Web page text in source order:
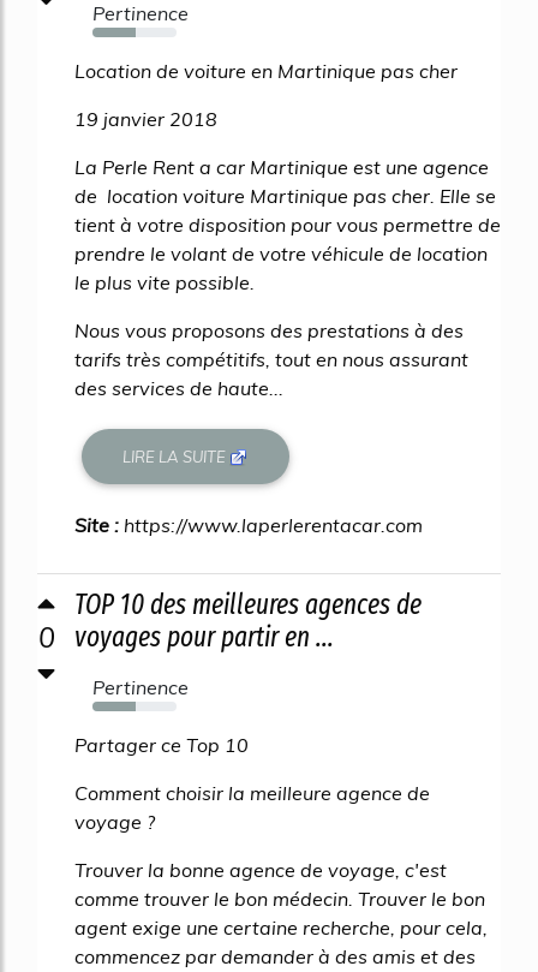
Pertinence
52%
Location de voiture en Martinique pas cher
19 janvier 2018
La Perle Rent a car Martinique est une agence
de location voiture Martinique pas cher. Elle se
tient à votre disposition pour vous permettre de
prendre le volant de votre véhicule de location
le plus vite possible.
Nous vous proposons des prestations à des
tarifs très compétitifs, tout en nous assurant
des services de haute...
LIRE LA SUITE
Site : https://www.laperlerentacar.com
0
TOP 10 des meilleures agences de
voyages pour partir en ...
Pertinence
51%
Partager ce Top 10
Comment choisir la meilleure agence de
voyage ?
Trouver la bonne agence de voyage, c'est
comme trouver le bon médecin. Trouver le bon
agent exige une certaine recherche, pour cela,
commencez par demander à des amis et des